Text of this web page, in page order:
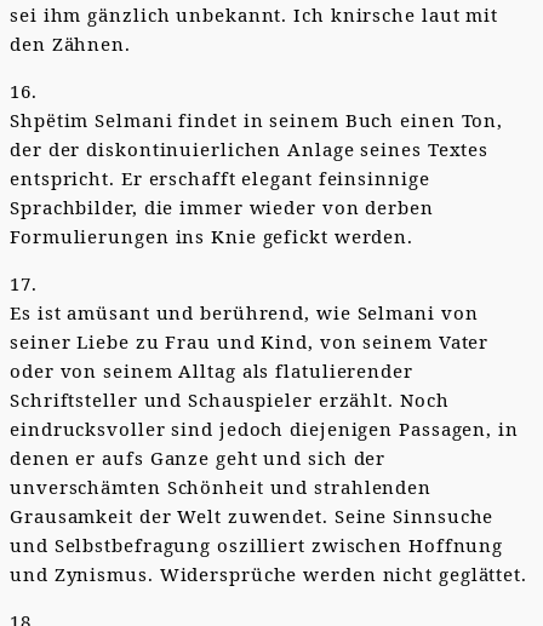
sei ihm gänzlich unbekannt. Ich knirsche laut mit
den Zähnen.
16.
Shpëtim Selmani findet in seinem Buch einen Ton,
der der diskontinuierlichen Anlage seines Textes
entspricht. Er erschafft elegant feinsinnige
Sprachbilder, die immer wieder von derben
Formulierungen ins Knie gefickt werden.
17.
Es ist amüsant und berührend, wie Selmani von
seiner Liebe zu Frau und Kind, von seinem Vater
oder von seinem Alltag als flatulierender
Schriftsteller und Schauspieler erzählt. Noch
eindrucksvoller sind jedoch diejenigen Passagen, in
denen er aufs Ganze geht und sich der
unverschämten Schönheit und strahlenden
Grausamkeit der Welt zuwendet. Seine Sinnsuche
und Selbstbefragung oszilliert zwischen Hoffnung
und Zynismus. Widersprüche werden nicht geglättet.